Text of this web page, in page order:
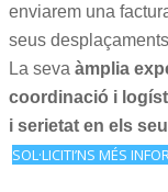
enviarem una
seus
La seva àmplia
coordinació i
i serietat en els
SOL·LICITI’NS MÉS